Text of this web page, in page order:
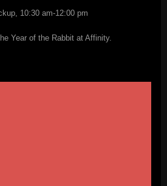
10:30 am-12:00 pm
Year of the Rabbit at Affinity.